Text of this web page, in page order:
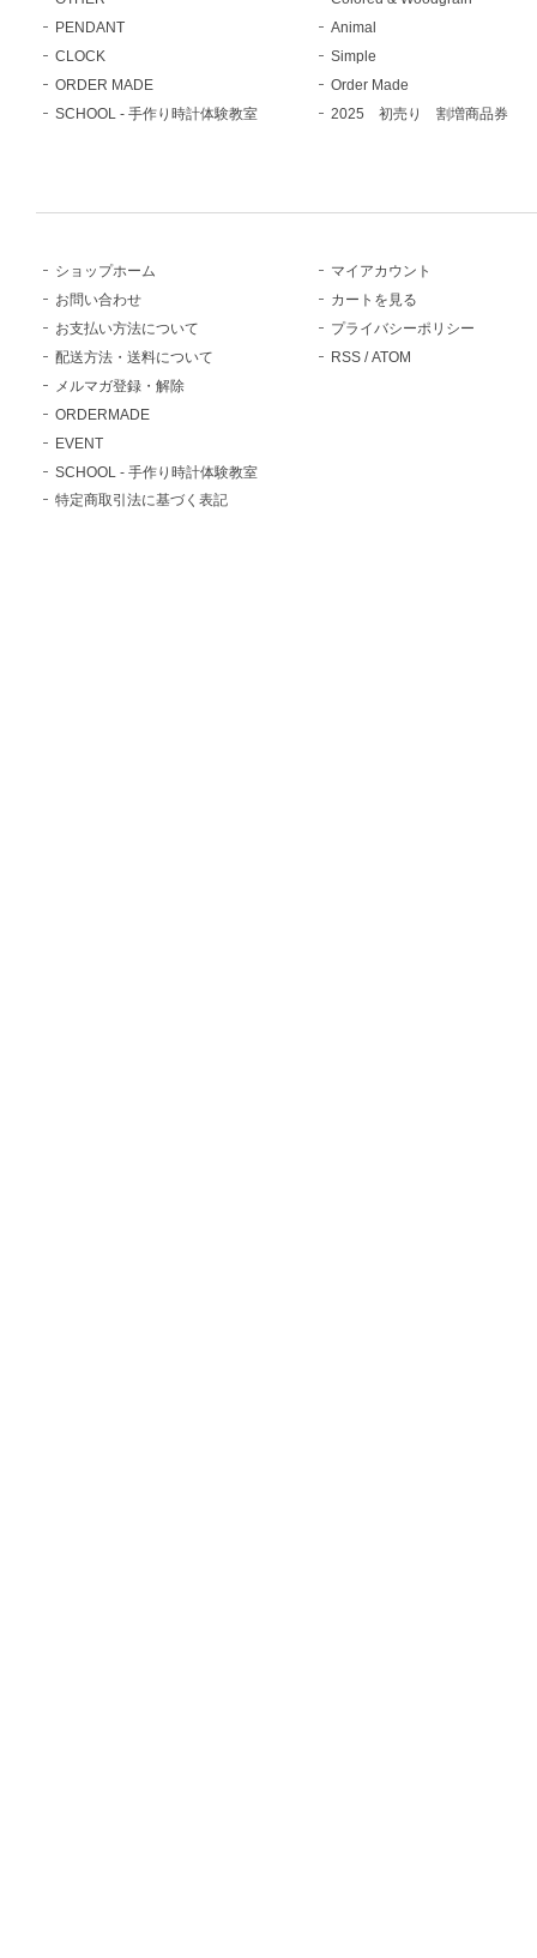
PENDANT
CLOCK
ORDER MADE
SCHOOL - 手作り時計体験教室
Animal
Simple
Order Made
2025 初売り 割増商品券
ショップホーム
お問い合わせ
お支払い方法について
配送方法・送料について
メルマガ登録・解除
ORDERMADE
EVENT
SCHOOL - 手作り時計体験教室
特定商取引法に基づく表記
マイアカウント
カートを見る
プライバシーポリシー
RSS /ATOM